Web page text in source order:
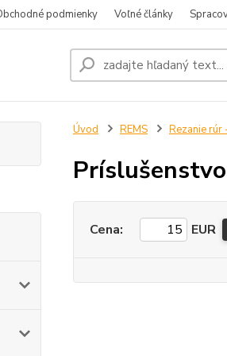
podmienky Voľné články
Úvod REMS Rezanie rúr
Cena: EUR